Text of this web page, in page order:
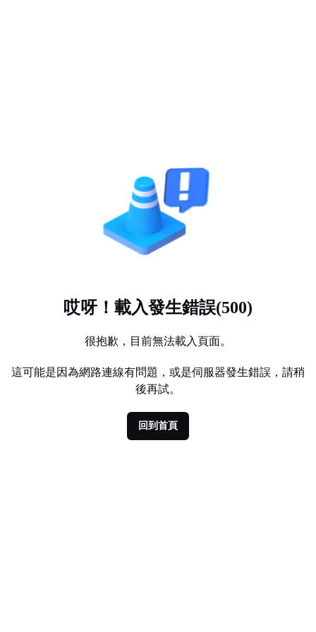
哎呀！載入發生錯誤(500)
很抱歉，目前無法載入頁面。
這可能是因為網路連線有問題，或是伺服器發生錯誤，請稍
後再試。
回到首頁